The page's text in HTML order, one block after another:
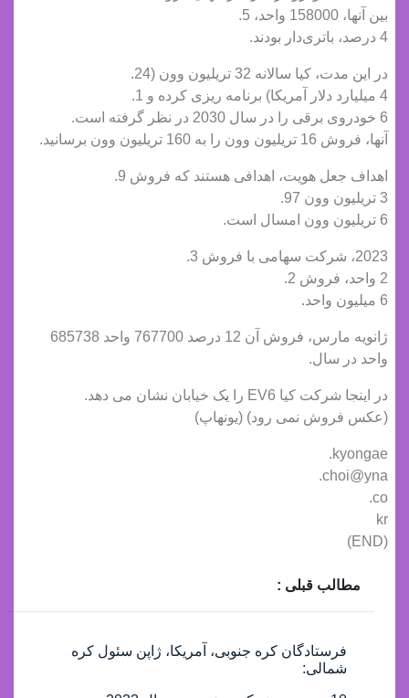
بین آنها، 158000 واحد، 5.
4 درصد، باتری‌دار بودند.
در این مدت، کیا سالانه 32 تریلیون وون (24.
4 میلیارد دلار آمریکا) برنامه ریزی کرده و 1.
6 خودروی برقی را در سال 2030 در نظر گرفته است.
آنها، فروش 16 تریلیون وون را به 160 تریلیون وون برسانید.
اهداف جعل هویت، اهدافی هستند که فروش 9.
3 تریلیون وون 97.
6 تریلیون وون امسال است.
2023، شرکت سهامی با فروش 3.
2 واحد، فروش 2.
6 میلیون واحد.
ژانویه مارس، فروش آن 12 درصد 767700 واحد 685738
واحد در سال.
در اینجا شرکت کیا EV6 را یک خیابان نشان می دهد.
(عکس فروش نمی رود) (یونهاپ)
kyongae.
choi@yna.
co.
kr
(END)
مطالب قبلی :
فرستادگان کره جنوبی، آمریکا، ژاپن سئول کره
شمالی: